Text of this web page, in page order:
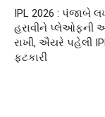
IPL 2026 : પંજાબે
હરાવીને પ્લેઓફની
રાખી, ઐયરે પહેલી
ફટકારી